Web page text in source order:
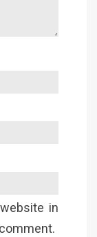
in